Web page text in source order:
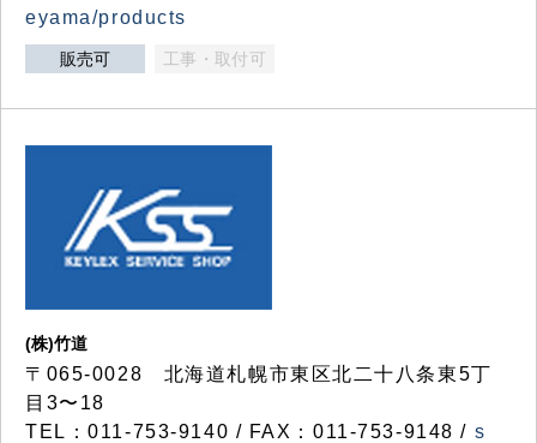
eyama/products
販売可 工事・取付可
(株)竹道
〒065-0028 北海道札幌市東区北二十八条東5丁
目3〜18
TEL：011-753-9140 / FAX：011-753-9148 / s